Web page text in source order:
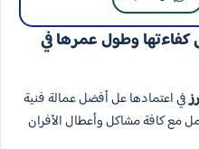
كفاءتها وطول عمرها في
في اعتمادها عل أفضل عمالة فنية
مع كافة مشاكل وأعطال الأفران